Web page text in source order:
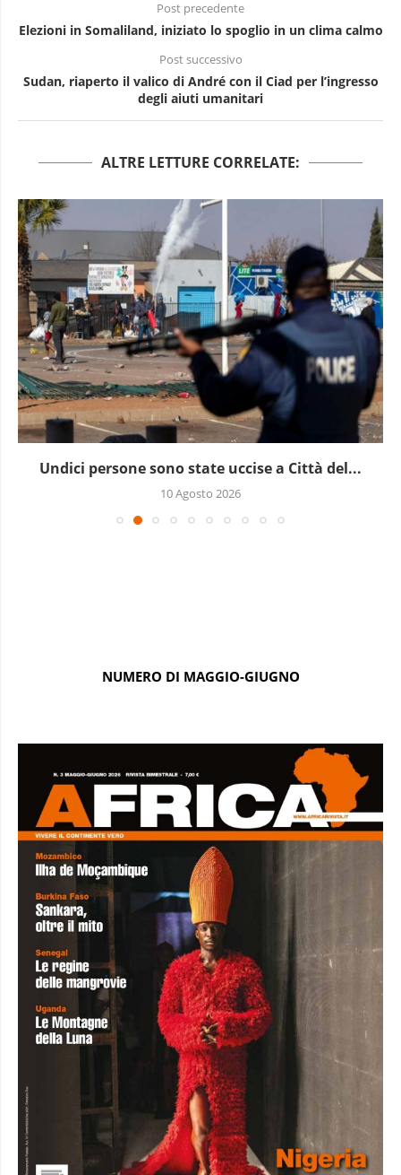
Post precedente
Elezioni in Somaliland, iniziato lo spoglio in un clima calmo
Post successivo
Sudan, riaperto il valico di André con il Ciad per l’ingresso
degli aiuti umanitari
ALTRE LETTURE CORRELATE:
Undici persone sono state uccise a Città del...
10 Agosto 2026
NUMERO DI MAGGIO-GIUGNO